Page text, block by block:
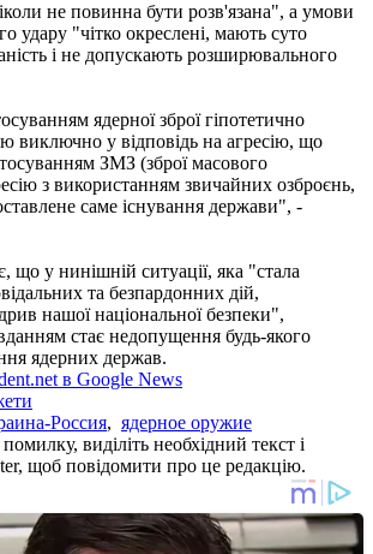
не повинна бути розв'язана", а умови
удару "чітко окреслені, мають суто
і не допускають розширювального
ядерної зброї гіпотетично
виключно у відповідь на агресію, що
ЗМЗ (зброї масового
з використанням звичайних озброєнь,
саме існування держави", -
у нинішній ситуації, яка "стала
та безпардонних дій,
нашої національної безпеки",
стає недопущення будь-якого
ядерних держав.
в Google News
Россия, ядерное оружие
виділіть необхідний текст і
щоб повідомити про це редакцію.